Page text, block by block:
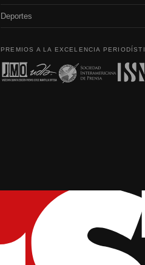
Deportes
PREMIOS A LA EXCELENCIA